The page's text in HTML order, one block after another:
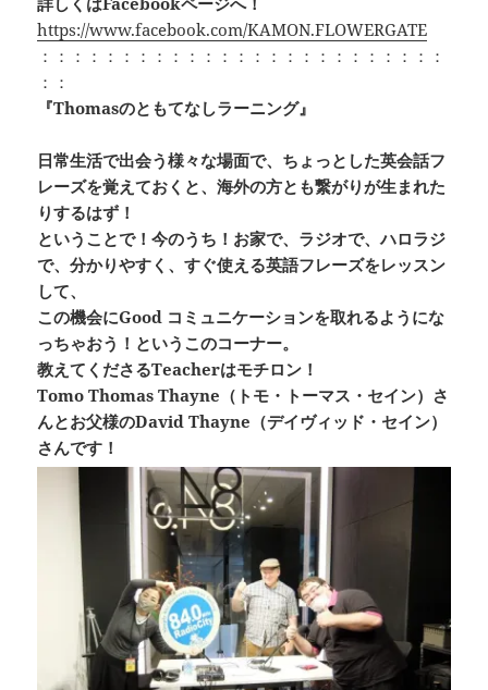
https://www.facebook.com/KAMON.FLOWERGATE
：：：：：：：：：：：：：：：：：：：：：：：：：
：：
『Thomasのともてなしラーニング』
日常生活で出会う様々な場面で、ちょっとした英会話フ
レーズを覚えておくと、海外の方とも繋がりが生まれた
りするはず！
ということで！今のうち！お家で、ラジオで、ハロラジ
で、分かりやすく、すぐ使える英語フレーズをレッスン
して、
この機会にGood コミュニケーションを取れるようにな
っちゃおう！というこのコーナー。
教えてくださるTeacherはモチロン！
Tomo Thomas Thayne（トモ・トーマス・セイン）さ
んとお父様のDavid Thayne（デイヴィッド・セイン）
さんです！